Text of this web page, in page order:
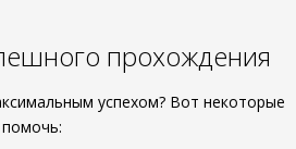
прохождения
успехом? Вот некоторые